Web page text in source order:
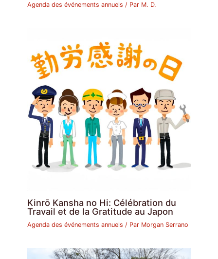
Agenda des événements annuels / Par M. D.
Kinrō Kansha no Hi: Célébration du
Travail et de la Gratitude au Japon
Agenda des événements annuels / Par Morgan Serrano